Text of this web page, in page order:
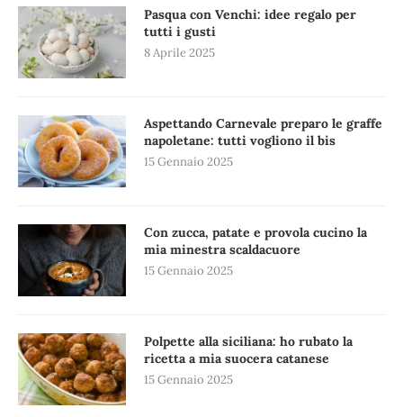
Pasqua con Venchi: idee regalo per
tutti i gusti
8 Aprile 2025
Aspettando Carnevale preparo le graffe
napoletane: tutti vogliono il bis
15 Gennaio 2025
Con zucca, patate e provola cucino la
mia minestra scaldacuore
15 Gennaio 2025
Polpette alla siciliana: ho rubato la
ricetta a mia suocera catanese
15 Gennaio 2025